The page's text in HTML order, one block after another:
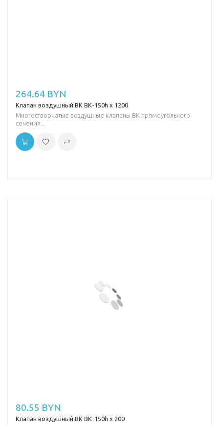
264.64 BYN
Клапан воздушный ВК ВК-150h х 1200
Многостворчатые воздушные клапаны ВК прямоугольного
сечения ..
80.55 BYN
Клапан воздушный ВК ВК-150h х 200